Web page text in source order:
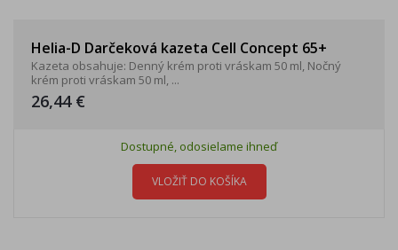
Helia-D Darčeková kazeta Cell Concept 65+
Kazeta obsahuje: Denný krém proti vráskam 50 ml, Nočný
krém proti vráskam 50 ml, ...
26,44 €
Dostupné, odosielame ihneď
VLOŽIŤ DO KOŠÍKA